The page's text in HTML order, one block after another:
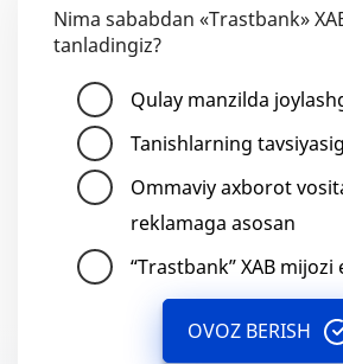
Nima sababdan «Trastbank»
tanladingiz?
Qulay manzilda
Tanishlarning
Ommaviy axborot
reklamaga asosan
“Trastbank” XAB mijozi
OVOZ BERISH